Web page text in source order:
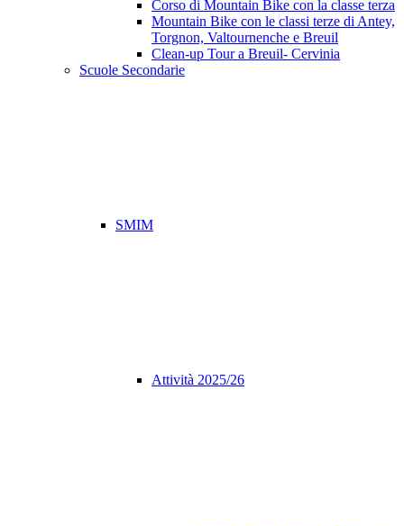
Corso di Mountain Bike con la classe terza
Mountain Bike con le classi terze di Antey,
Torgnon, Valtournenche e Breuil
Clean-up Tour a Breuil- Cervinia
Scuole Secondarie
SMIM
Attività 2025/26